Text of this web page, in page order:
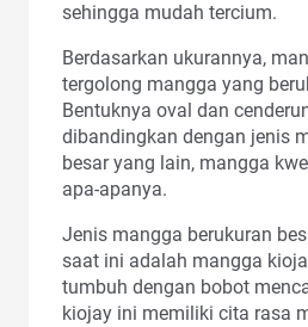
sehingga mudah tercium.
Berdasarkan ukurannya,
tergolong mangga yang
Bentuknya oval dan
dibandingkan dengan jenis
besar yang lain, mangga
apa-apanya.
Jenis mangga berukuran
saat ini adalah mangga
tumbuh dengan bobot
kiojay ini memiliki cita rasa